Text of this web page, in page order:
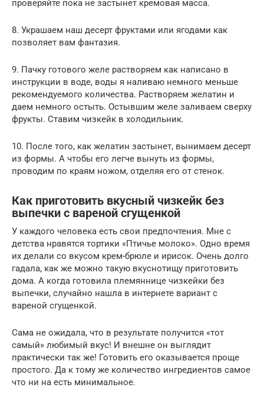
проверяйте пока не застынет кремовая масса.
8. Украшаем наш десерт фруктами или ягодами как
позволяет вам фантазия.
9. Пачку готового желе растворяем как написано в
инструкции в воде, воды я наливаю немного меньше
рекомендуемого количества. Растворяем желатин и
даем немного остыть. Остывшим желе заливаем сверху
фрукты. Ставим чизкейк в холодильник.
10. После того, как желатин застынет, вынимаем десерт
из формы. А чтобы его легче вынуть из формы,
проводим по краям ножом, отделяя его от стенок.
Как приготовить вкусный чизкейк без
выпечки с вареной сгущенкой
У каждого человека есть свои предпочтения. Мне с
детства нравятся тортики «Птичье молоко». Одно время
их делали со вкусом крем-брюле и ирисок. Очень долго
гадала, как же можно такую вкуснотищу приготовить
дома. А когда готовила племяннице чизкейки без
выпечки, случайно нашла в интернете вариант с
вареной сгущенкой.
Сама не ожидала, что в результате получится «тот
самый» любимый вкус! И внешне он выглядит
практически так же! Готовить его оказывается проще
простого. Да к тому же количество ингредиентов самое
что ни на есть минимальное.